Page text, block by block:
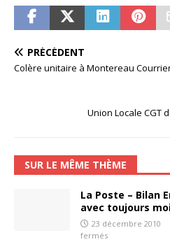
PRÉCÉDENT
Colère unitaire à Montereau
Union Locale CGT
SUR LE MÊME THÈME
La Poste – Bilan
avec toujours
23 décembre 2010
fermés